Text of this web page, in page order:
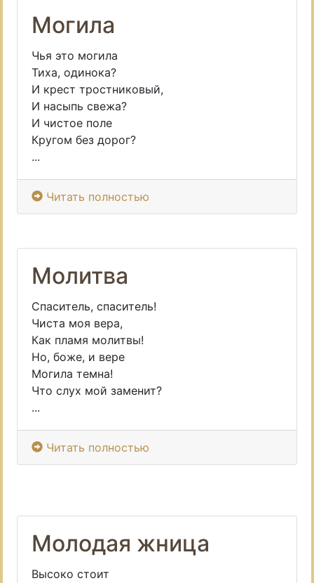
Могила
Чья это могила
Тиха, одинока?
И крест тростниковый,
И насыпь свежа?
И чистое поле
Кругом без дорог?
...
Читать полностью
Молитва
Спаситель, спаситель!
Чиста моя вера,
Как пламя молитвы!
Но, боже, и вере
Могила темна!
Что слух мой заменит?
...
Читать полностью
Молодая жница
Высоко стоит